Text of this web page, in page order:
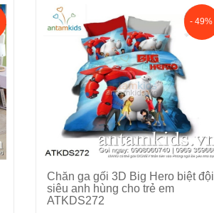
Chọn sản phẩm
- 49%
Chăn ga gối 3D Big Hero biệt đội
siêu anh hùng cho trẻ em
ATKDS272